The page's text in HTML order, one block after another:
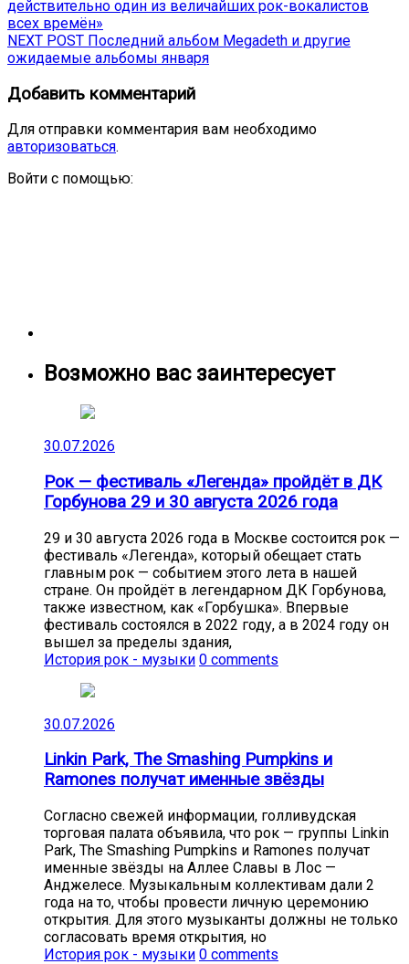
по
записям
post:
действительно один из величайших рок-вокалистов
всех времён»
NEXT POST Next
post:
Последний альбом Megadeth и другие
ожидаемые альбомы января
Добавить комментарий
Для отправки комментария вам необходимо
авторизоваться.
Войти с помощью:
Возможно вас заинтересует
30.07.2026
Рок — фестиваль «Легенда» пройдёт в ДК
Горбунова 29 и 30 августа 2026 года
29 и 30 августа 2026 года в Москве состоится рок —
фестиваль «Легенда», который обещает стать
главным рок — событием этого лета в нашей
стране. Он пройдёт в легендарном ДК Горбунова,
также известном, как «Горбушка». Впервые
фестиваль состоялся в 2022 году, а в 2024 году он
вышел за пределы здания,
История рок - музыки 0 comments
30.07.2026
Linkin Park, The Smashing Pumpkins и
Ramones получат именные звёзды
Согласно свежей информации, голливудская
торговая палата объявила, что рок — группы Linkin
Park, The Smashing Pumpkins и Ramones получат
именные звёзды на Аллее Славы в Лос —
Анджелесе. Музыкальным коллективам дали 2
года на то, чтобы провести личную церемонию
открытия. Для этого музыканты должны не только
согласовать время открытия, но
История рок - музыки 0 comments